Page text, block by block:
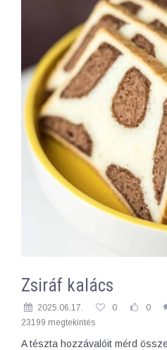
Zsiráf kalács
2025.06.17. 0 0
23199 megtekintés
A tészta hozzávalóit mérd